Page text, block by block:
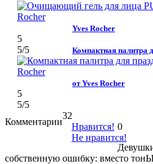
Yves Rocher
5
5/5 Компактная палитра
от Yves Rocher
5
5/5
Комментарии
32
Нравится!
Не нравится!
0
собственную ошибку: вместо